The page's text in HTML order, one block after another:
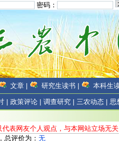
密码：
文章 | 研究生读书 | 本科生
| 政策评论 | 调查研究 | 三农动态 | 思
代表网友个人观点，与本网站立场无
总评价为： 无